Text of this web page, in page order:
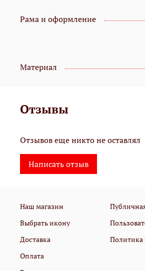
Рама и оформление
Материал
Отзывы
Отзывов еще никто не оставлял
Написать отзыв
Наш магазин
Выбрать икону
Доставка
Оплата
Политика